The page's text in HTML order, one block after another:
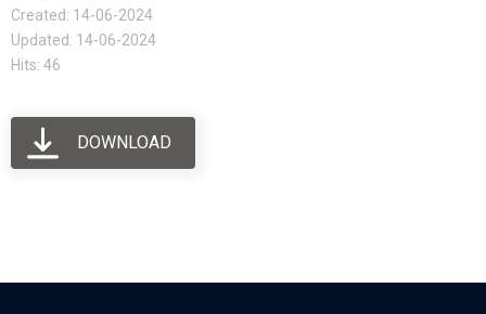
Created: 14-06-2024
Updated: 14-06-2024
Hits: 46
DOWNLOAD